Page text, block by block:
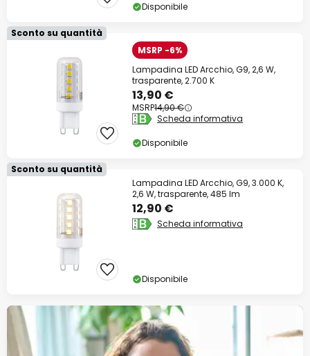
Disponibile
Sconto su quantità
MSRP -6%
Lampadina LED Arcchio, G9, 2,6 W,
trasparente, 2.700 K
13,90 €
MSRP14,90 €
Scheda informativa
Disponibile
Sconto su quantità
Lampadina LED Arcchio, G9, 3.000 K,
2,6 W, trasparente, 485 lm
12,90 €
Scheda informativa
Disponibile